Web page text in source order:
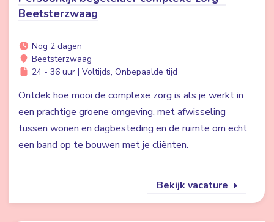
Beetsterzwaag
Nog 2 dagen
Beetsterzwaag
24 - 36 uur | Voltijds, Onbepaalde tijd
Ontdek hoe mooi de complexe zorg is als je werkt in
een prachtige groene omgeving, met afwisseling
tussen wonen en dagbesteding en de ruimte om echt
een band op te bouwen met je cliënten.
Bekijk vacature